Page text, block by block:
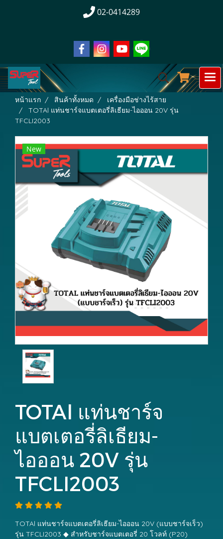
02-0414289
หน้าแรก สินค้าทั้งหมด
เครื่องมือช่างไร้สาย
TOTAl แท่นชาร์จแบตเตอรี่ลิเธียม-ไอออน 20V รุ่น
TFCLI2003
New
TOTAl แท่นชาร์จ
แบตเตอรี่ลิเธียม-
ไอออน 20V รุ่น
TFCLI2003
TOTAl แท่นชาร์จแบตเตอรี่ลิเธียม-ไอออน 20V (แบบชาร์จเร็ว)
รุ่น TFCLI2003 ◆ สำหรับชาร์จแบตเตอรี่ 20 โวลท์ (P20)